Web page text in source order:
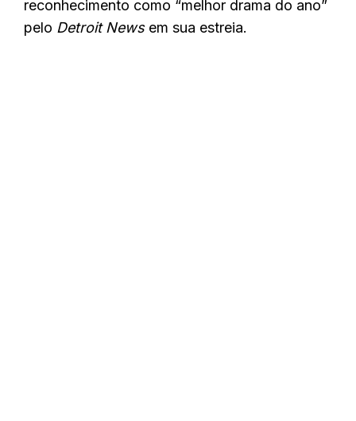
reconhecimento como “melhor drama do ano”
pelo Detroit Newsem sua estreia.